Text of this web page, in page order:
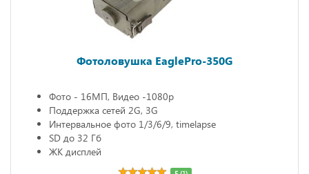
Фотоловушка EaglePro-350G
Фото - 16МП, Видео -1080р
Поддержка сетей 2G, 3G
Интервальное фото 1/3/6/9, timelapse
SD до 32 Гб
ЖК дисплей